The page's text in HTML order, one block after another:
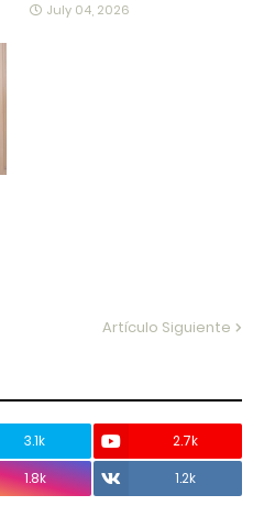
July 04, 2026
Artículo Siguiente
3.1k
2.7k
1.8k 1.2k